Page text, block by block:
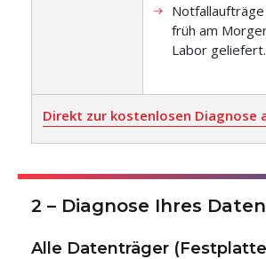
früh am
Labor geliefert.
Direkt zur kostenlosen Diagnose
2 – Diagnose Ihres
Alle Datenträger